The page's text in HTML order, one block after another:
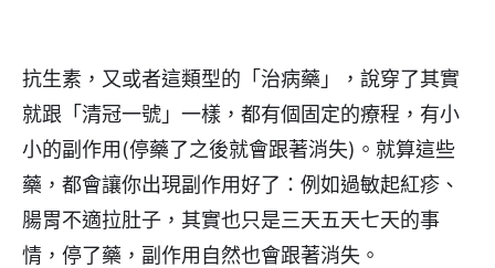
抗生素，又或者這類型的「治病藥」，說穿了其實
就跟「清冠一號」一樣，都有個固定的療程，有小
小的副作用(停藥了之後就會跟著消失)。就算這些
藥，都會讓你出現副作用好了：例如過敏起紅疹、
腸胃不適拉肚子，其實也只是三天五天七天的事
情，停了藥，副作用自然也會跟著消失。